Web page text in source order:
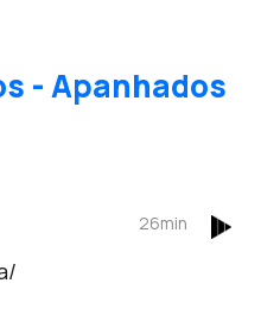
- Apanhados
26min